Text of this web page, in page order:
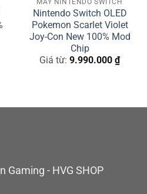
Nintendo Switch OLED
Pokemon Scarlet Violet
Joy-Con New 100% Mod
Chip
Giá từ: 9.990.000 ₫
Gaming - HVG SHOP